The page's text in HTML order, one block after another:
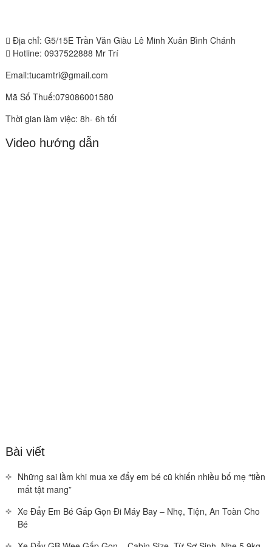
Địa chỉ: G5/15E Trần Văn Giàu Lê Minh Xuân Bình Chánh
Hotline: 0937522888 Mr Trí
Email:tucamtri@gmail.com
Mã Số Thuế:079086001580
Thời gian làm việc: 8h- 6h tối
Video hướng dẫn
Bài viết
Những sai lầm khi mua xe đẩy em bé cũ khiến nhiều bố mẹ “tiền
mất tật mang”
Xe Đẩy Em Bé Gấp Gọn Đi Máy Bay – Nhẹ, Tiện, An Toàn Cho
Bé